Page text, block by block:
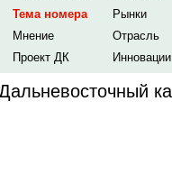
Тема номера
Рынки
Мнение
Отрасль
Проект ДК
Инновации